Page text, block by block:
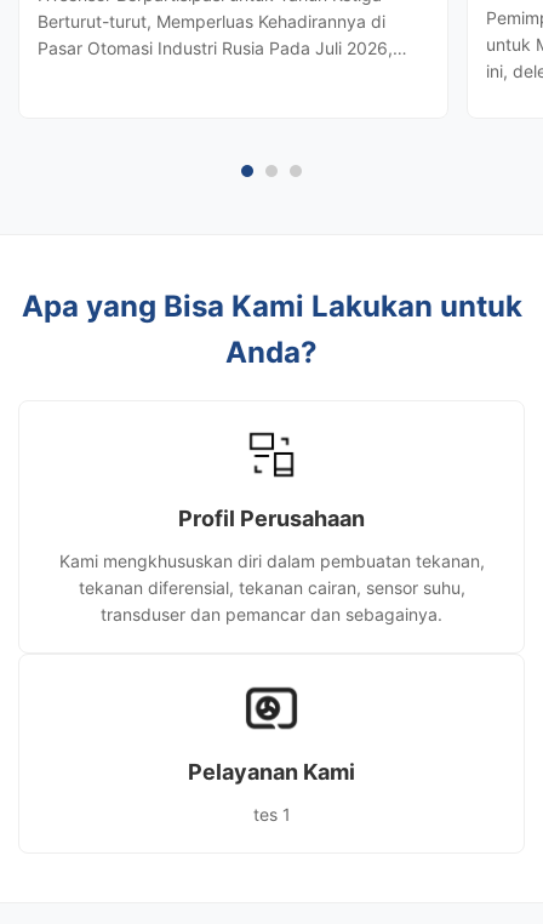
Berturut-turut, Memperluas Kehadirannya di
Pasar Otomasi Industri Rusia Pada Juli 2026,
untuk
ini,
Apa yang Bisa Kami Lakukan untuk
Anda?
Profil Perusahaan
Kami mengkhususkan diri dalam pembuatan tekanan,
tekanan diferensial, tekanan cairan, sensor suhu,
transduser dan pemancar dan sebagainya.
Pelayanan Kami
tes 1